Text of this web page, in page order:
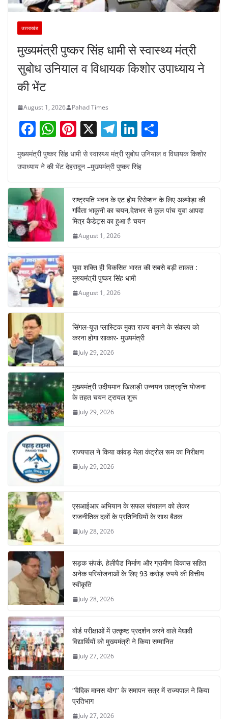
उत्तराखंड
मुख्यमंत्री पुष्कर सिंह धामी से स्वास्थ्य मंत्री
सुबोध उनियाल व विधायक किशोर उपाध्याय ने
की भेंट
August 1, 2026 Pahad Times
F
a
c
b
o
o
k
W
h
at
A
p
p
Pi
nt
er
e
st
X T
el
e
gr
a
m
Li
n
k
dI
n
ar
मुख्यमंत्री पुष्कर सिंह धामी से स्वास्थ्य मंत्री सुबोध उनियाल व विधायक किशोर
उपाध्याय ने की भेंट देहरादून –मुख्यमंत्री पुष्कर सिंह
राष्ट्रपति भवन के एट होम रिसेप्शन के लिए अल्मोड़ा की
गर्विता भाकुनी का चयन,देशभर से कुल पांच युवा आपदा
मित्र कैडेट्स का हुआ है चयन
August 1, 2026
युवा शक्ति ही विकसित भारत की सबसे बड़ी ताकत :
मुख्यमंत्री पुष्कर सिंह धामी
August 1, 2026
सिंगल-यूज़ प्लास्टिक मुक्त राज्य बनाने के संकल्प को
करना होगा साकार- मुख्यमंत्री
July 29, 2026
मुख्यमंत्री उदीयमान खिलाड़ी उन्नयन छात्रवृत्ति योजना
के तहत चयन ट्रायल शुरू
July 29, 2026
राज्यपाल ने किया कांवड़ मेला कंट्रोल रूम का निरीक्षण
July 29, 2026
एसआईआर अभियान के सफल संचालन को लेकर
राजनीतिक दलों के प्रतिनिधियों के साथ बैठक
July 28, 2026
सड़क संपर्क, हेलीपैड निर्माण और ग्रामीण विकास सहित
अनेक परियोजनाओं के लिए 93 करोड़ रुपये की वित्तीय
स्वीकृति
July 28, 2026
बोर्ड परीक्षाओं में उत्कृष्ट प्रदर्शन करने वाले मेधावी
विद्यार्थियों को मुख्यमंत्री ने किया सम्मानित
July 27, 2026
‘‘वैदिक मानस योग’’ के समापन सत्र में राज्यपाल ने किया
प्रतिभाग
July 27, 2026